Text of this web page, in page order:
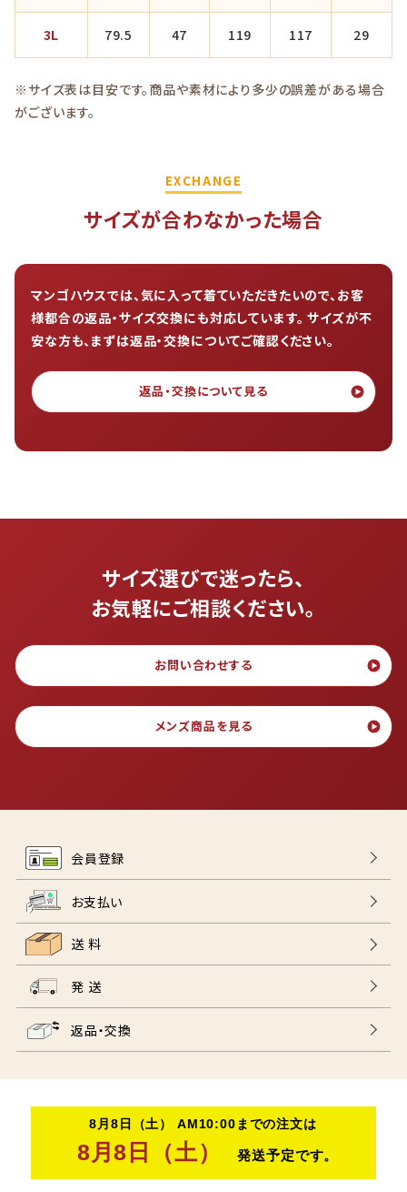
3L 79.5 47 119 117 29
※サイズ表は目安です。商品や素材により多少の誤差がある場合
がございます。
EXCHANGE
サイズが合わなかった場合
マンゴハウスでは、気に入って着ていただきたいので、お客
様都合の返品・サイズ交換にも対応しています。 サイズが不
安な方も、まずは返品・交換についてご確認ください。
返品・交換について見る
サイズ選びで迷ったら、
お気軽にご相談ください。
お問い合わせする
メンズ商品を見る
会員登録
お支払い
送 料
発 送
返品・交換